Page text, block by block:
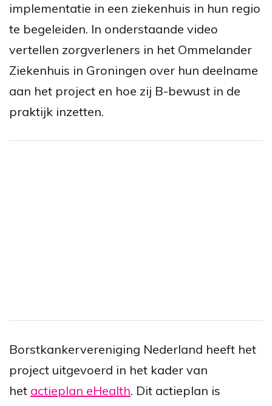
implementatie in een ziekenhuis in hun regio
te begeleiden. In onderstaande video
vertellen zorgverleners in het Ommelander
Ziekenhuis in Groningen over hun deelname
aan het project en hoe zij B-bewust in de
praktijk inzetten.
Borstkankervereniging Nederland heeft het
project uitgevoerd in het kader van
het actieplan eHealth. Dit actieplan is